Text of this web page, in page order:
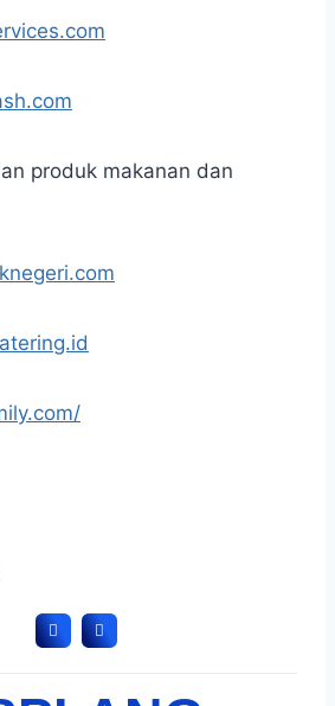
produk makanan dan